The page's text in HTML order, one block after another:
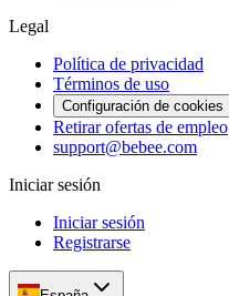
Legal
Política de privacidad
Términos de uso
Configuración de cookies
Retirar ofertas de empleo
support@bebee.com
Iniciar sesión
Iniciar sesión
Registrarse